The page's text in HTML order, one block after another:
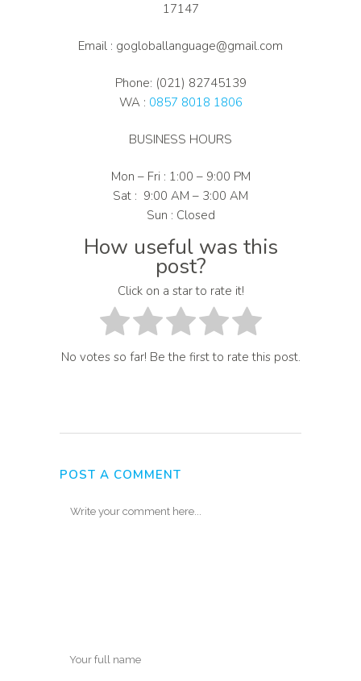
17147
Email : gogloballanguage@gmail.com
Phone: (021) 82745139
WA : 0857 8018 1806
BUSINESS HOURS
Mon – Fri : 1:00 – 9:00 PM
Sat : 9:00 AM – 3:00 AM
Sun : Closed
How useful was this
post?
Click on a star to rate it!
No votes so far! Be the first to rate this post.
POST A COMMENT